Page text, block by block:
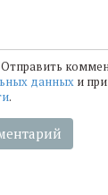
данных и
.